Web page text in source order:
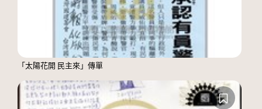
「太陽花開 民主來」傳單